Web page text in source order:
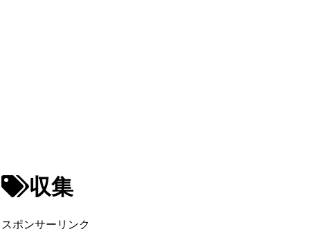
収集
スポンサーリンク